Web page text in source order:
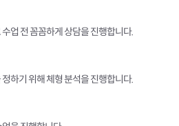
업 전 꼼꼼하게 상담을 진행합니다.
하기 위해 체형 분석을 진행합니다.